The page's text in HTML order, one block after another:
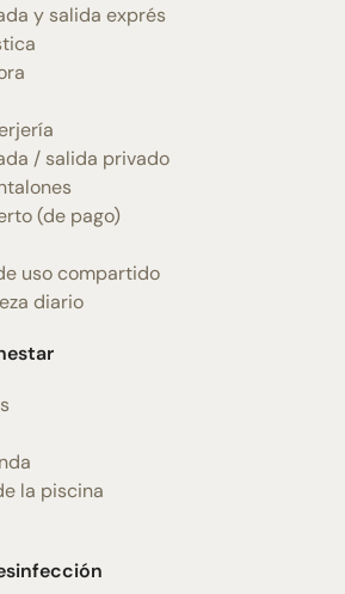
y salida exprés
/ salida privado
(de pago)
uso compartido
diario
la piscina